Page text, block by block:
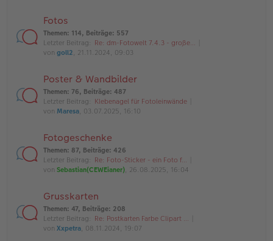
Fotos
Themen: 114, Beiträge: 557
Letzter Beitrag: Re: dm-Fotowelt 7.4.3 - große…
von goll2, 21.11.2024, 09:03
Poster & Wandbilder
Themen: 76, Beiträge: 487
Letzter Beitrag: Klebenagel für Fotoleinwände
von Maresa, 03.07.2025, 16:10
Fotogeschenke
Themen: 87, Beiträge: 426
Letzter Beitrag: Re: Foto-Sticker - ein Foto f…
von Sebastian(CEWEianer), 26.08.2025, 16:04
Grusskarten
Themen: 47, Beiträge: 208
Letzter Beitrag: Re: Postkarten Farbe Clipart …
von Xxpetra, 08.11.2024, 19:07